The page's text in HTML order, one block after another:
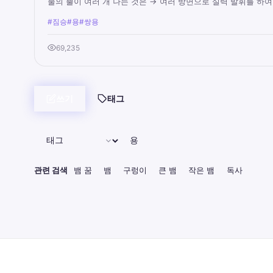
#짐승#용#쌍용
69,235
태그
관련 검색 뱀 꿈 뱀 구렁이 큰 뱀 작은 뱀 독사